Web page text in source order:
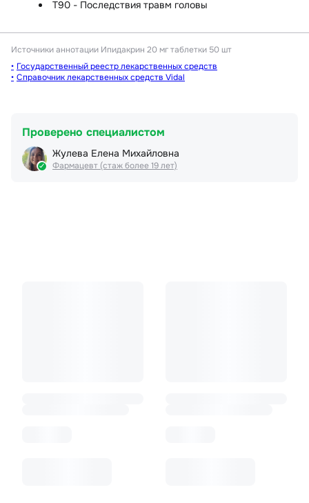
T90 - Последствия травм головы
Источники аннотации Ипидакрин 20 мг таблетки 50 шт
Государственный реестр лекарственных средств
Справочник лекарственных средств Vidal
Проверено специалистом
Жулева Елена Михайловна
Фармацевт (стаж более 19 лет)